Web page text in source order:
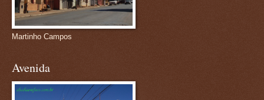
Martinho Campos
Avenida